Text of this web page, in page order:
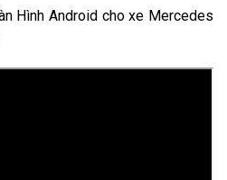
Hình Android cho xe Mercedes